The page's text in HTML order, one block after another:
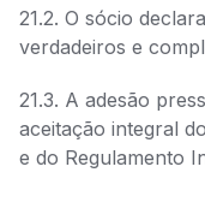
21.2. O sócio
verdadeiros e
21.3. A adesão
aceitação integral
e do Regulamento